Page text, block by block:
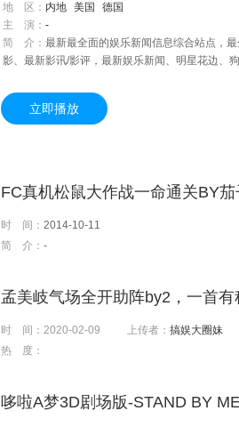
地 区： 内地 美国
德国
主 演： -
简 介： 最新最全面的娱乐新闻信息综合站点，
影、最新影讯/影评，最新娱乐新闻、明星花边、
立即播放
FC真机松鼠大作战一命通关BY
时 间： 2014-10-11
简 介： -
孟美岐气场全开助阵by2，一首
时 间： 2020-02-09 上传者： 搞娱大圈妹
热 度：
哆啦A梦3D剧场版-STAND BY